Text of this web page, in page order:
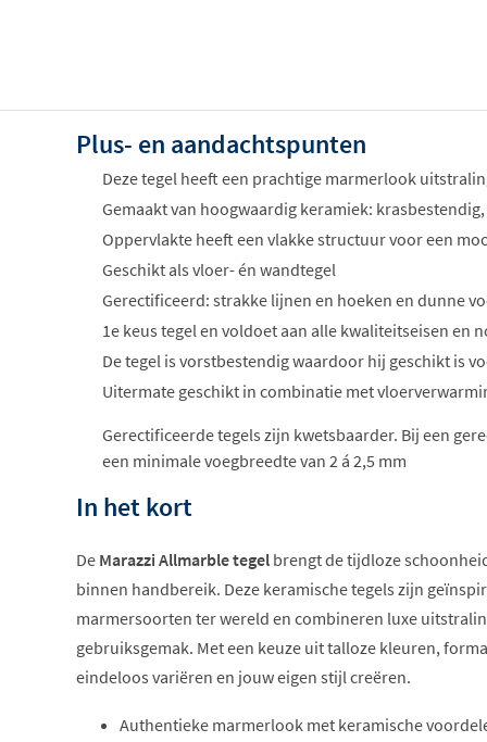
Plus- en aandachtspunten
Deze tegel heeft een prachtige marmerlook
Gemaakt van hoogwaardig keramiek:
Oppervlakte heeft een vlakke structuur voor een
Geschikt als vloer- én wandtegel
Gerectificeerd: strakke lijnen en hoeken en dunne
1e keus tegel en voldoet aan alle kwaliteitseisen en
De tegel is vorstbestendig waardoor hij geschikt is
Uitermate geschikt in combinatie met
Gerectificeerde tegels zijn kwetsbaarder. Bij een
een minimale voegbreedte van 2 á 2,5 mm
In het kort
De Marazzi Allmarble tegel brengt de tijdloze
binnen handbereik. Deze keramische tegels zijn
marmersoorten ter wereld en combineren luxe
gebruiksgemak. Met een keuze uit talloze kleuren,
eindeloos variëren en jouw eigen stijl creëren.
Authentieke marmerlook met keramische